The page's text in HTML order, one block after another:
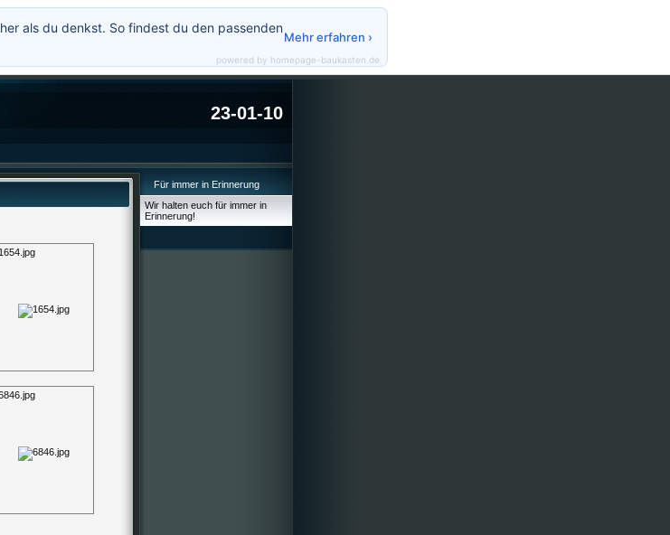
23-01-10
1654.jpg
Für immer in Erinnerung
Wir halten euch für immer in
Erinnerung!
als du denkst. So findest du den passenden
Mehr erfahren ›
powered by homepage-baukasten.de